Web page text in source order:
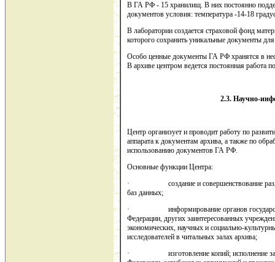
В ГА РФ - 15 хранилищ. В них постоянно
документов условия: температура -14-18
В лаборатории создается страховой фонд
которого сохранить уникальные документы
Особо ценные документы ГА РФ хранятся в
В архиве центром ведется постоянная работа
2.3. Научно-
Центр организует и проводит работу по
аппарата к документам архива, а также по
использованию документов ГА РФ.
Основные функции Центра:
· создание и совершенствование
баз данных;
· информирование органов
Федерации, других заинтересованных
экономических, научных и социально-
исследователей в читальных залах архива;
· изготовление копий; исполнение